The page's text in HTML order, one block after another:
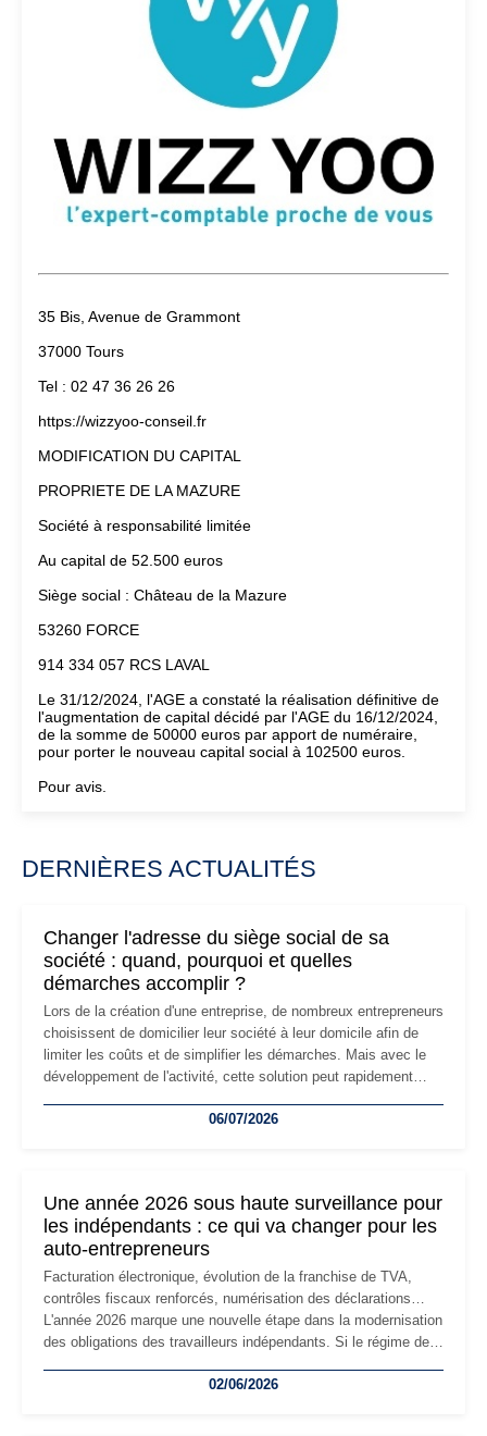
35 Bis, Avenue de Grammont
37000 Tours
Tel : 02 47 36 26 26
https://wizzyoo-conseil.fr
MODIFICATION DU CAPITAL
PROPRIETE DE LA MAZURE
Société à responsabilité limitée
Au capital de 52.500 euros
Siège social : Château de la Mazure
53260 FORCE
914 334 057 RCS LAVAL
Le 31/12/2024, l'AGE a constaté la réalisation définitive de
l'augmentation de capital décidé par l'AGE du 16/12/2024,
de la somme de 50000 euros par apport de numéraire,
pour porter le nouveau capital social à 102500 euros.
Pour avis.
DERNIÈRES ACTUALITÉS
Changer l'adresse du siège social de sa
société : quand, pourquoi et quelles
démarches accomplir ?
Lors de la création d'une entreprise, de nombreux entrepreneurs
choisissent de domicilier leur société à leur domicile afin de
limiter les coûts et de simplifier les démarches. Mais avec le
développement de l'activité, cette solution peut rapidement
professionnels, recrutement, image de marque… Le
06/07/2026
Une année 2026 sous haute surveillance pour
les indépendants : ce qui va changer pour les
auto-entrepreneurs
Facturation électronique, évolution de la franchise de TVA,
contrôles fiscaux renforcés, numérisation des déclarations…
L'année 2026 marque une nouvelle étape dans la modernisation
des obligations des travailleurs indépendants. Si le régime de
les auto-entrepreneurs devront s'adapter à un environnement
02/06/2026